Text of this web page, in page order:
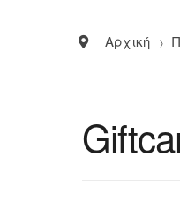
Αρχική